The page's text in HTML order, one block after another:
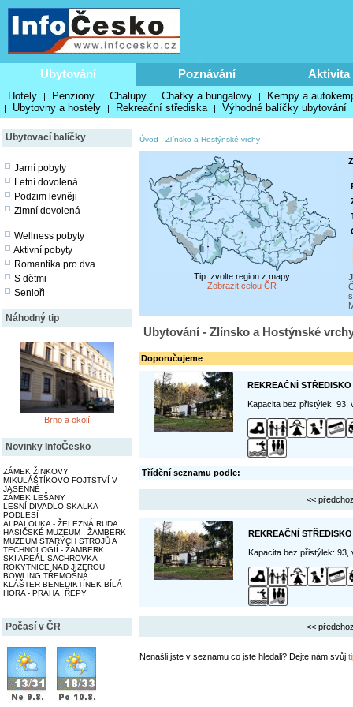
Ubytování Poznávání Aktivita
Hotely | Penziony | Chalupy | Chatky a bungalovy | Kempy a
| Ubytovny a hostely | Rekreační střediska | Výhodné balíčky ubytování
Ubytovací balíčky
Jarní pobyty
Letní dovolená
Podzim levněji
Zimní dovolená
Wellness pobyty
Aktivní pobyty
Romantika pro dva
S dětmi
Senioři
Náhodný tip
Brno a okolí
Novinky InfoČesko
ZÁMEK ŽINKOVY
MIKULÁŠTÍKOVO FOJTSTVÍ V
JASENNÉ
ZÁMEK LEŠANY
LESNÍ DIVADLO SKALKA -
PODLESÍ
ALPALOUKA - ŽELEZNÁ RUDA
HASIČSKÉ MUZEUM - ŽAMBERK
MUZEUM STARÝCH STROJŮ A
TECHNOLOGIÍ - ŽAMBERK
SKI AREÁL SACHROVKA -
ROKYTNICE NAD JIZEROU
BOWLING TŘEMOŠNÁ
KLÁŠTER BENEDIKTÍNEK BÍLÁ
HORA - PRAHA, ŘEPY
Počasí v ČR
Úvod - Zlínsko a Hostýnské vrchy
Tip: zvolte region z mapy
Zobrazit celou ČR
Ubytování - Zlínsko a Hostýnské
Doporučujeme
REKREAČNÍ
Kapacita bez přistýlek: 93,
Třídění seznamu podle:
<<
REKREAČNÍ
Kapacita bez přistýlek:
<<
Nenašli jste v seznamu co jste hledali? Dejte nám svůj